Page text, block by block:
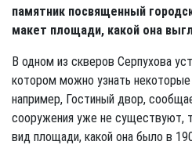
памятник посвященный
макет площади, какой она
В одном из скверов Серпухова
котором можно узнать некоторые
например, Гостиный двор,
сооружения уже не существуют,
вид площади, какой она было в